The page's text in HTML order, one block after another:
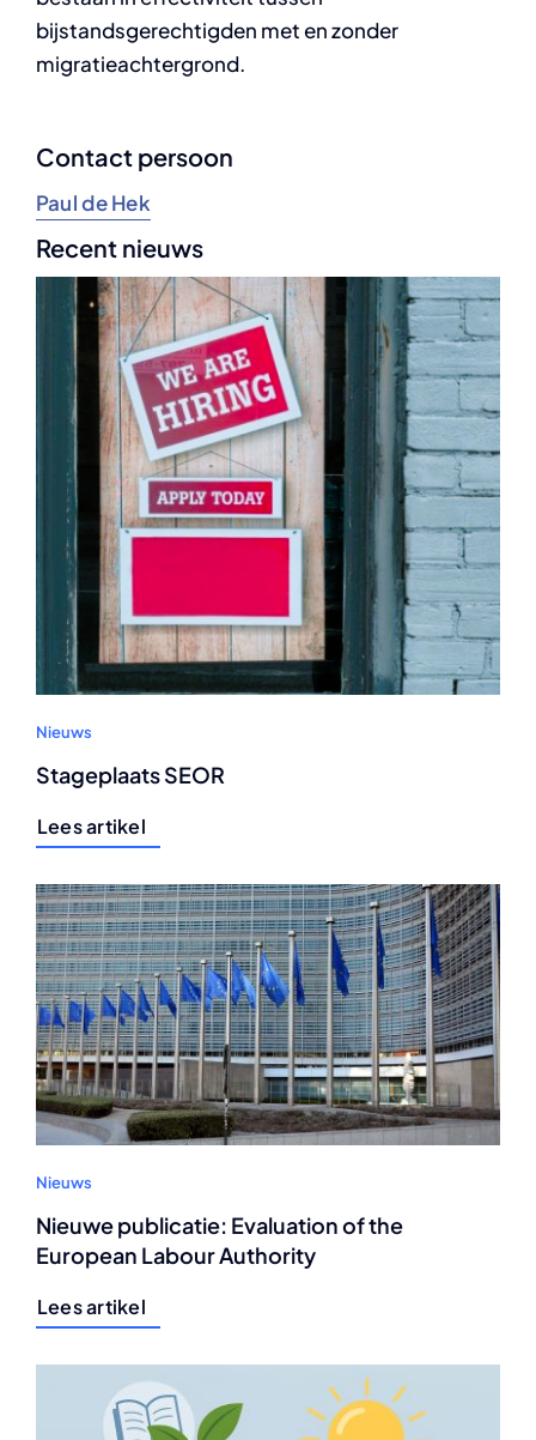
bijstandsgerechtigden met en zonder
migratieachtergrond.
Contact persoon
Paul de Hek
Recent nieuws
Nieuws
Stageplaats SEOR
Lees artikel
Nieuws
Nieuwe publicatie: Evaluation of the
European Labour Authority
Lees artikel